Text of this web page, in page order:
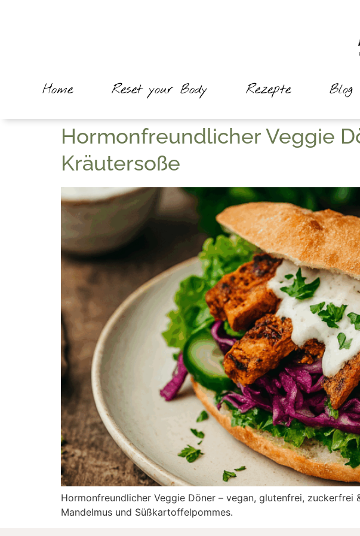
Home Reset your Body Rezepte Blog
Hormonfreundlicher Veggie
Kräutersoße
Hormonfreundlicher Veggie Döner – vegan, glutenfrei,
Mandelmus und Süßkartoffelpommes.